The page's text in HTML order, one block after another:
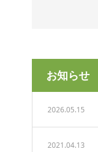
お知らせ
2026.05.15
2021.04.13